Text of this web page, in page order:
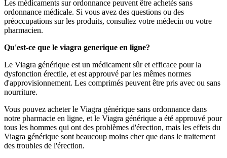
Les médicaments sur ordonnance peuvent être achetés sans
ordonnance médicale. Si vous avez des questions ou des
préoccupations sur les produits, consultez votre médecin ou votre
pharmacien.
Qu'est-ce que le viagra generique en ligne?
Le Viagra générique est un médicament sûr et efficace pour la
dysfonction érectile, et est approuvé par les mêmes normes
d'approvisionnement. Les comprimés peuvent être pris avec ou sans
nourriture.
Vous pouvez acheter le Viagra générique sans ordonnance dans
notre pharmacie en ligne, et le Viagra générique a été approuvé pour
tous les hommes qui ont des problèmes d'érection, mais les effets du
Viagra générique sont beaucoup moins cher que dans le traitement
des troubles de l'érection.